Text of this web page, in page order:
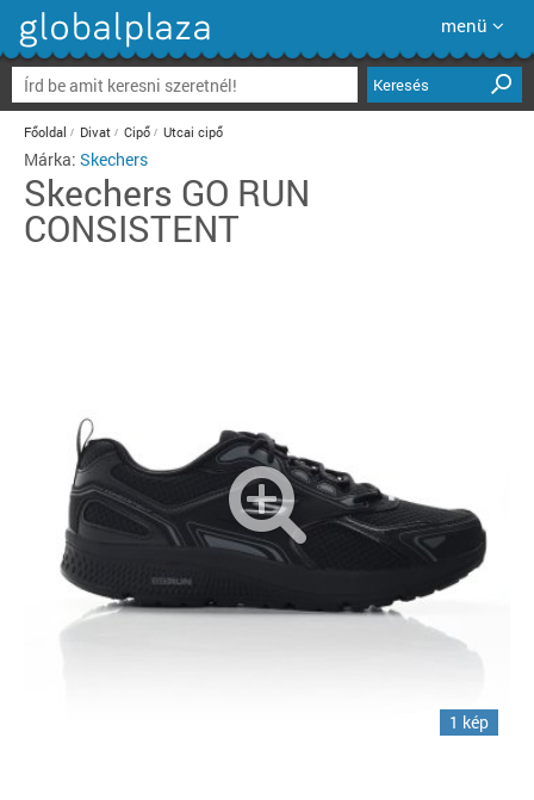
menü
Keresés
Főoldal Divat Cipő Utcai cipő
Márka: Skechers
Skechers GO RUN
CONSISTENT
1 kép